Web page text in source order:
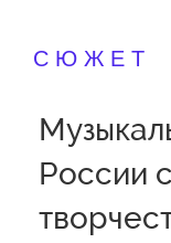
СЮЖЕТ
России